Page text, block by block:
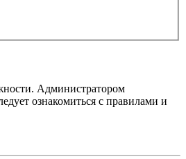
Администратором
ознакомиться с правилами и